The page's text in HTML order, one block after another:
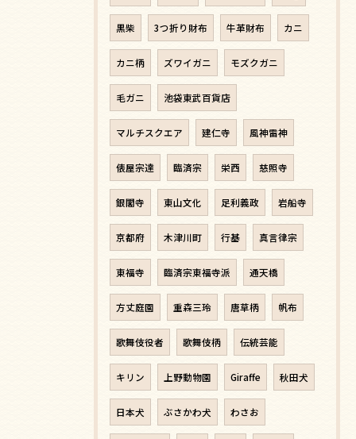
黒柴 3つ折り財布 牛革財布 カニ
カニ柄 ズワイガニ モズクガニ
毛ガニ 池袋東武百貨店
マルチスクエア 建仁寺 風神雷神
俵屋宗達 臨済宗 栄西 慈照寺
銀閣寺 東山文化 足利義政 岩船寺
京都府 木津川町 行基 真言律宗
東福寺 臨済宗東福寺派 通天橋
方丈庭園 重森三玲 唐草柄 帆布
歌舞伎役者 歌舞伎柄 伝統芸能
キリン 上野動物園 Giraffe 秋田犬
日本犬 ぶさかわ犬 わさお